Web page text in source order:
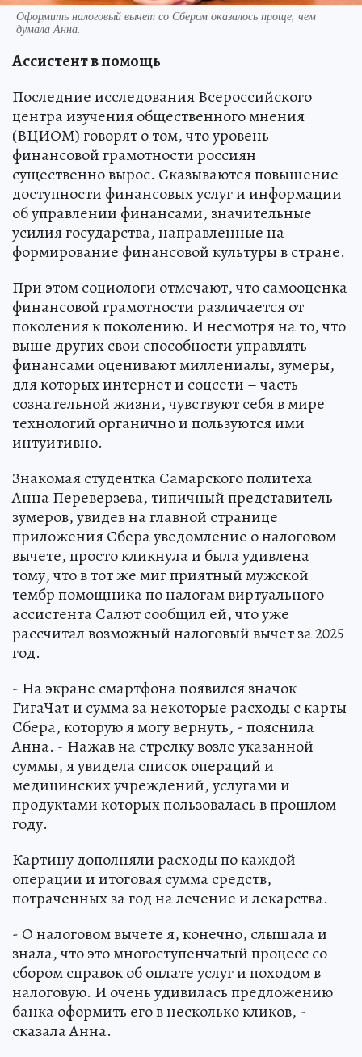
Оформить налоговый вычет со Сбером оказалось проще, чем
думала Анна.
Ассистент в помощь
Последние исследования Всероссийского
центра изучения общественного мнения
(ВЦИОМ) говорят о том, что уровень
финансовой грамотности россиян
существенно вырос. Сказываются повышение
доступности финансовых услуг и информации
об управлении финансами, значительные
усилия государства, направленные на
формирование финансовой культуры в стране.
При этом социологи отмечают, что самооценка
финансовой грамотности различается от
поколения к поколению. И несмотря на то, что
выше других свои способности управлять
финансами оценивают миллениалы, зумеры,
для которых интернет и соцсети – часть
сознательной жизни, чувствуют себя в мире
технологий органично и пользуются ими
интуитивно.
Знакомая студентка Самарского политеха
Анна Переверзева, типичный представитель
зумеров, увидев на главной странице
приложения Сбера уведомление о налоговом
вычете, просто кликнула и была удивлена
тому, что в тот же миг приятный мужской
тембр помощника по налогам виртуального
ассистента Салют сообщил ей, что уже
рассчитал возможный налоговый вычет за 2025
год.
- На экране смартфона появился значок
ГигаЧат и сумма за некоторые расходы с карты
Сбера, которую я могу вернуть, - пояснила
Анна. - Нажав на стрелку возле указанной
суммы, я увидела список операций и
медицинских учреждений, услугами и
продуктами которых пользовалась в прошлом
году.
Картину дополняли расходы по каждой
операции и итоговая сумма средств,
потраченных за год на лечение и лекарства.
- О налоговом вычете я, конечно, слышала и
знала, что это многоступенчатый процесс со
сбором справок об оплате услуг и походом в
налоговую. И очень удивилась предложению
банка оформить его в несколько кликов, -
сказала Анна.